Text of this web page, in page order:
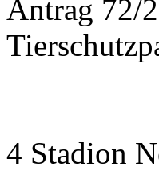
Antrag 72/
4 Stadion